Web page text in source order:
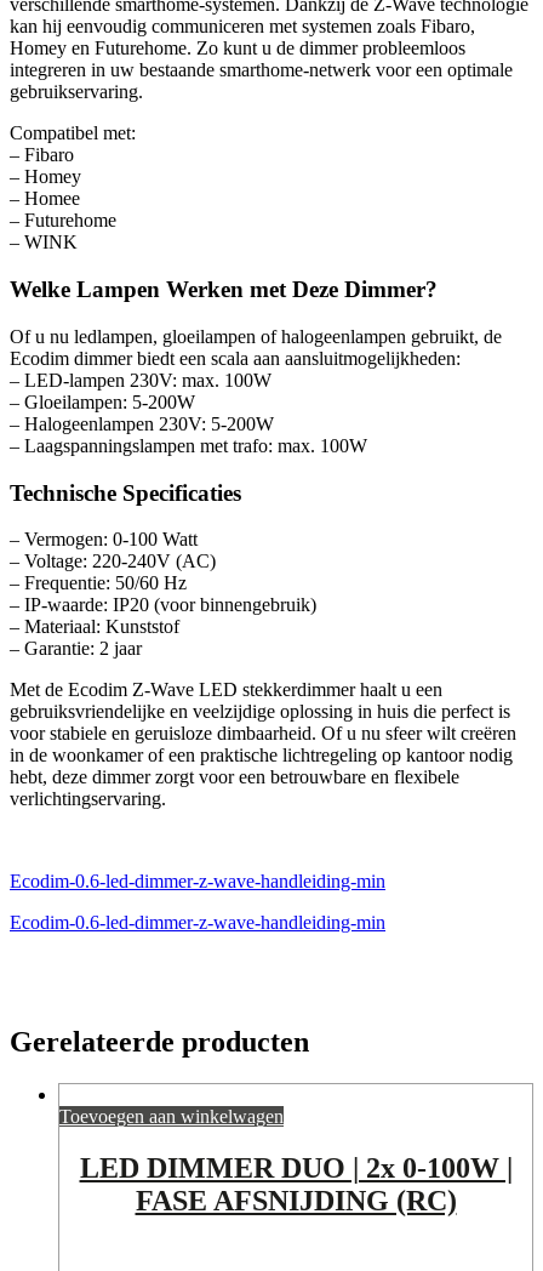
verschillende smarthome-systemen. Dankzij de Z-Wave technologie
kan hij eenvoudig communiceren met systemen zoals Fibaro,
Homey en Futurehome. Zo kunt u de dimmer probleemloos
integreren in uw bestaande smarthome-netwerk voor een optimale
gebruikservaring.
Compatibel met:
– Fibaro
– Homey
– Homee
– Futurehome
– WINK
Welke Lampen Werken met Deze Dimmer?
Of u nu ledlampen, gloeilampen of halogeenlampen gebruikt, de
Ecodim dimmer biedt een scala aan aansluitmogelijkheden:
– LED-lampen 230V: max. 100W
– Gloeilampen: 5-200W
– Halogeenlampen 230V: 5-200W
– Laagspanningslampen met trafo: max. 100W
Technische Specificaties
– Vermogen: 0-100 Watt
– Voltage: 220-240V (AC)
– Frequentie: 50/60 Hz
– IP-waarde: IP20 (voor binnengebruik)
– Materiaal: Kunststof
– Garantie: 2 jaar
Met de Ecodim Z-Wave LED stekkerdimmer haalt u een
gebruiksvriendelijke en veelzijdige oplossing in huis die perfect is
voor stabiele en geruisloze dimbaarheid. Of u nu sfeer wilt creëren
in de woonkamer of een praktische lichtregeling op kantoor nodig
hebt, deze dimmer zorgt voor een betrouwbare en flexibele
verlichtingservaring.
Ecodim-0.6-led-dimmer-z-wave-handleiding-min
Ecodim-0.6-led-dimmer-z-wave-handleiding-min
Gerelateerde producten
Toevoegen aan winkelwagen
LED DIMMER DUO | 2x 0-100W |
FASE AFSNIJDING (RC)